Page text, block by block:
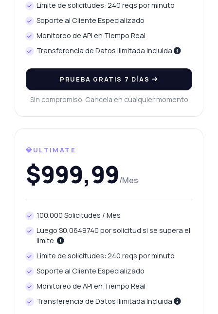
Límite de solicitudes: 240 reqs por minuto
Soporte al Cliente Especializado
Monitoreo de API en Tiempo Real
Transferencia de Datos Ilimitada Incluida
PRUEBA GRATIS 7 DÍAS
Sin compromiso. Cancela en cualquier momento
💎ULTIMATE
$999,99/Mes
100.000 Solicitudes / Mes
Luego $0,0649740 por solicitud si se supera el
límite.
Límite de solicitudes: 240 reqs por minuto
Soporte al Cliente Especializado
Monitoreo de API en Tiempo Real
Transferencia de Datos Ilimitada Incluida